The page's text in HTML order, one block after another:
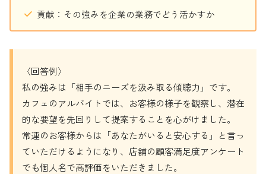
貢献：その強みを企業の業務でどう活かすか
〈回答例〉
私の強みは「相手のニーズを汲み取る傾聴力」です。
カフェのアルバイトでは、お客様の様子を観察し、潜在
的な要望を先回りして提案することを心がけました。
常連のお客様からは「あなたがいると安心する」と言っ
ていただけるようになり、店舗の顧客満足度アンケート
でも個人名で高評価をいただきました。